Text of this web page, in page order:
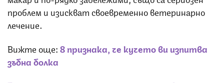
проблем и изискват своевременно ветеринарно
лечение.
Вижте още:8 признака, че кучето ви изпитва
зъбна болка